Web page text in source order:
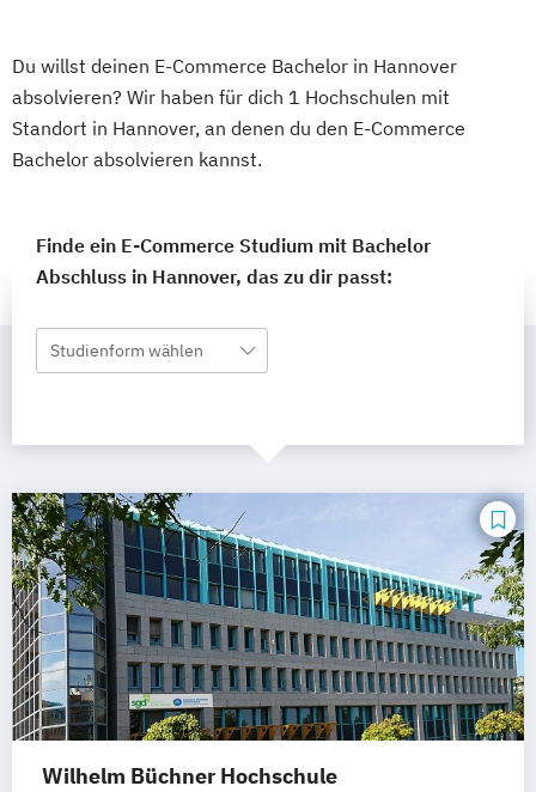
Du willst deinen E-Commerce Bachelor in Hannover
absolvieren? Wir haben für dich 1 Hochschulen mit
Standort in Hannover, an denen du den E-Commerce
Bachelor absolvieren kannst.
Finde ein E-Commerce Studium mit Bachelor
Abschluss in Hannover, das zu dir passt:
Studienform wählen
Wilhelm Büchner Hochschule